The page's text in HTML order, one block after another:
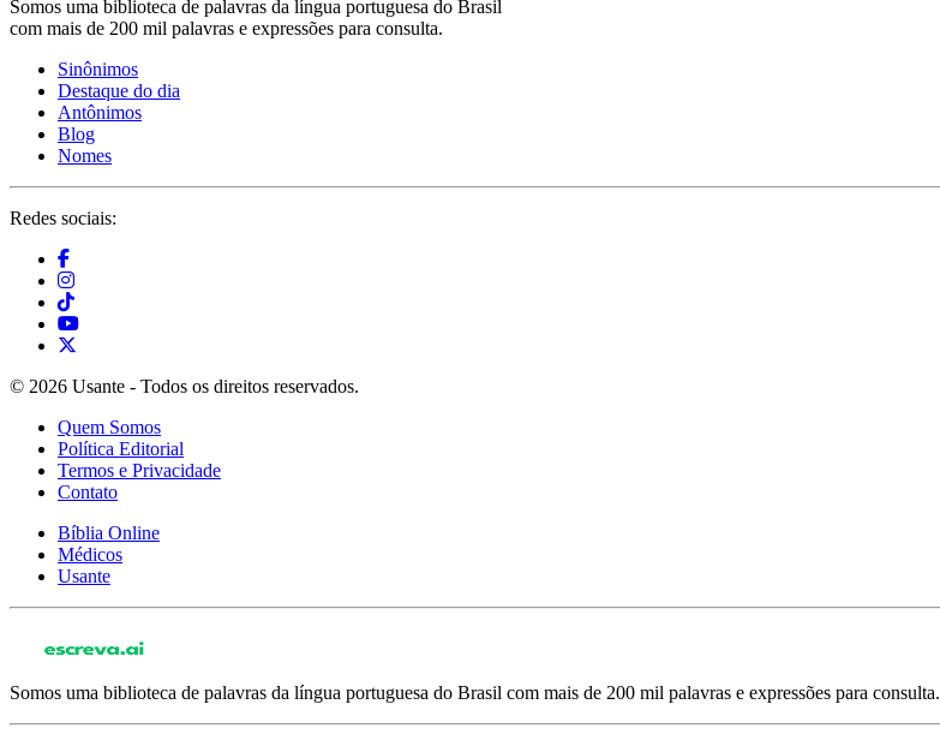
Somos uma biblioteca de palavras da língua portuguesa do Brasil
com mais de 200 mil palavras e expressões para consulta.
Sinônimos
Destaque do dia
Antônimos
Blog
Nomes
Redes sociais:
© 2026 Usante - Todos os direitos reservados.
Quem Somos
Política Editorial
Termos e Privacidade
Contato
Bíblia Online
Médicos
Usante
Somos uma biblioteca de palavras da língua portuguesa do Brasil com mais de 200 mil palavras e expressões para consulta.